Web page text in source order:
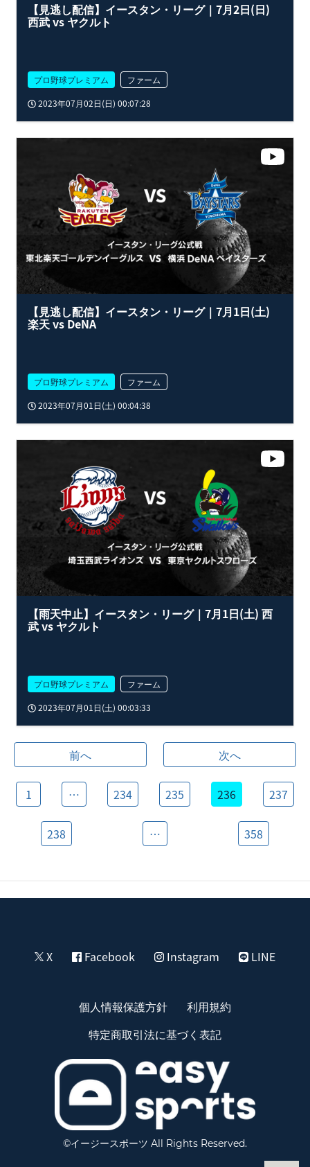
【見逃し配信】イースタン・リーグ｜7月2日(日)
西武 vs ヤクルト
プロ野球プレミアム
ファーム
2023年07月02日(日) 00:07:28
【見逃し配信】イースタン・リーグ｜7月1日(土)
楽天 vs DeNA
プロ野球プレミアム
ファーム
2023年07月01日(土) 00:04:38
【雨天中止】イースタン・リーグ｜7月1日(土) 西
武 vs ヤクルト
プロ野球プレミアム
ファーム
2023年07月01日(土) 00:03:33
前へ 次へ
1 … 234 235 236 237
238 … 358
X Facebook Instagram LINE
個人情報保護方針
利用規約
特定商取引法に基づく表記
©イージースポーツ All Rights Reserved.